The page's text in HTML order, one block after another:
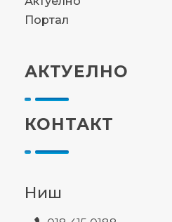
Портал
АКТУЕЛНО
КОНТАКТ
Ниш